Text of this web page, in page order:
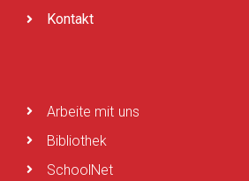
Kontakt
Arbeite mit uns
Bibliothek
SchoolNet